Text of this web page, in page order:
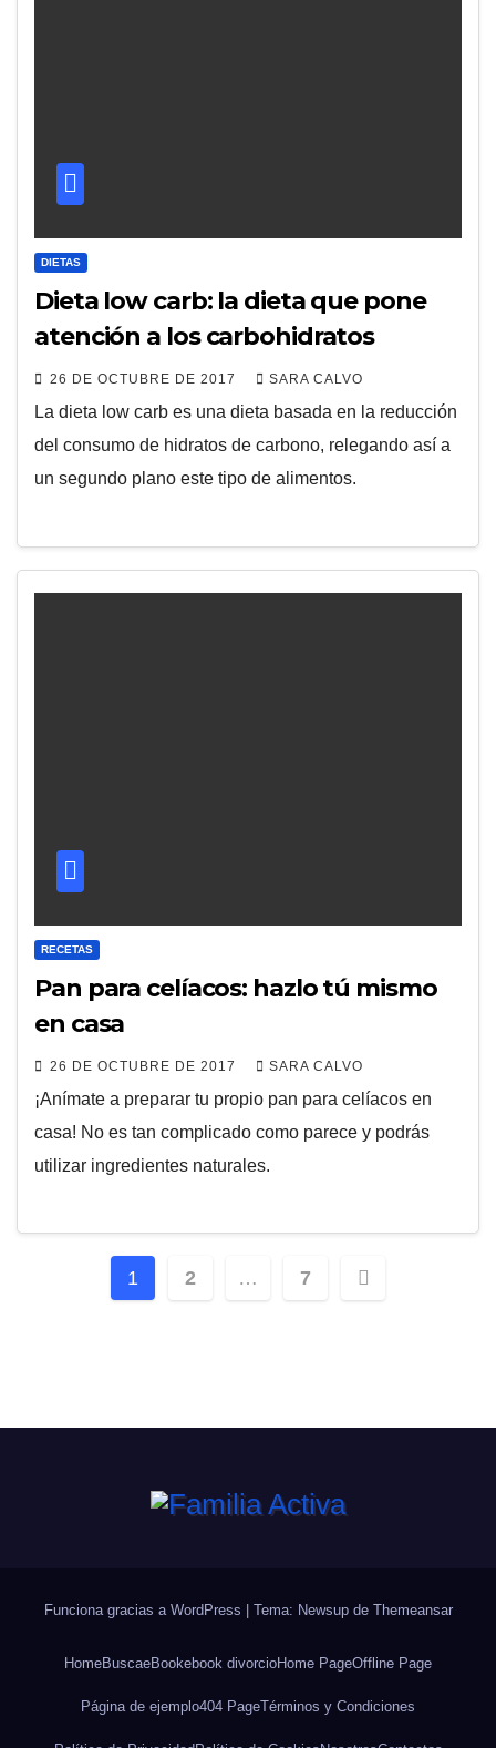
DIETAS
Dieta low carb: la dieta que pone
atención a los carbohidratos
26 DE OCTUBRE DE 2017 SARA CALVO
La dieta low carb es una dieta basada en la reducción
del consumo de hidratos de carbono, relegando así a
un segundo plano este tipo de alimentos.
RECETAS
Pan para celíacos: hazlo tú mismo
en casa
26 DE OCTUBRE DE 2017 SARA CALVO
¡Anímate a preparar tu propio pan para celíacos en
casa! No es tan complicado como parece y podrás
utilizar ingredientes naturales.
Paginación
1 2 … 7
Funciona gracias a WordPress Tema: Newsup de Themeansar
HomeBuscaeBookebook divorcioHome PageOffline Page
Página de ejemplo404 PageTérminos y Condiciones